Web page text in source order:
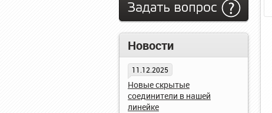
Задать вопрос
Новости
11.12.2025
Новые скрытые
соединители в нашей
линейке